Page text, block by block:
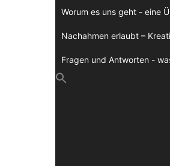
Worum es uns geht - eine
Nachahmen erlaubt –
Fragen und Antworten -